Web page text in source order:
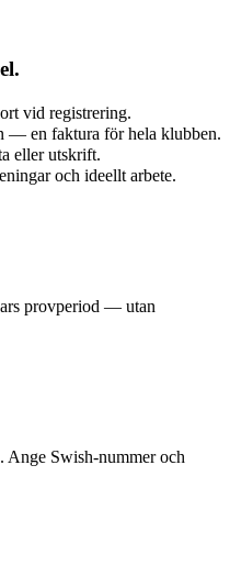
vid registrering.
— en faktura för hela klubben.
eller utskrift.
och ideellt arbete.
provperiod — utan
Ange Swish-nummer och